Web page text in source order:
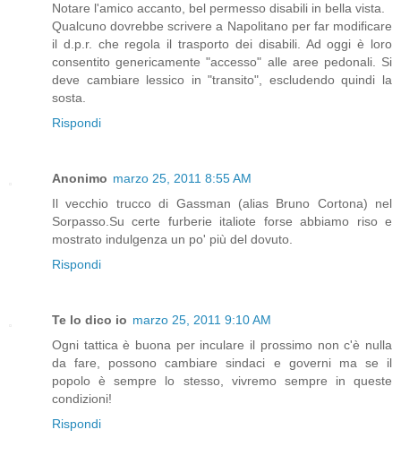
Notare l'amico accanto, bel permesso disabili in bella vista.
Qualcuno dovrebbe scrivere a Napolitano per far modificare
il d.p.r. che regola il trasporto dei disabili. Ad oggi è loro
consentito genericamente "accesso" alle aree pedonali. Si
deve cambiare lessico in "transito", escludendo quindi la
sosta.
Rispondi
Anonimo marzo 25, 2011 8:55 AM
Il vecchio trucco di Gassman (alias Bruno Cortona) nel
Sorpasso.Su certe furberie italiote forse abbiamo riso e
mostrato indulgenza un po' più del dovuto.
Rispondi
Te lo dico io marzo 25, 2011 9:10 AM
Ogni tattica è buona per inculare il prossimo non c'è nulla
da fare, possono cambiare sindaci e governi ma se il
popolo è sempre lo stesso, vivremo sempre in queste
condizioni!
Rispondi